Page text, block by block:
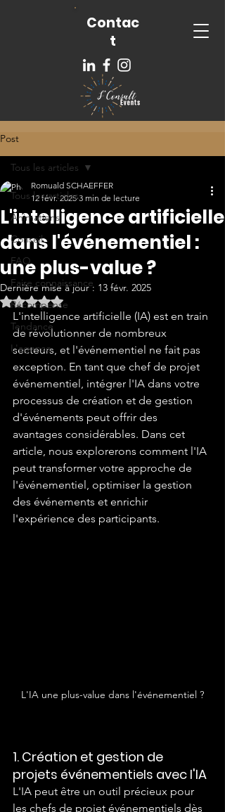
Contac
t
Post
Tous les articles
Animations
Conseil
FAQ
Faire connaissance
Récompense
Tendance
L'agence
Tous les articles
L'intelligence artificielle
dans l'événementiel :
une plus-value ?
Romuald SCHAEFFER
12 févr. 2025 3 min de lecture
Dernière mise à jour : 13 févr. 2025
Noté NaN étoiles sur 5.
L'intelligence artificielle (IA) est en train
de révolutionner de nombreux
secteurs, et l'événementiel ne fait pas
exception. En tant que chef de projet
événementiel, intégrer l'IA dans votre
processus de création et de gestion
d'événements peut offrir des
avantages considérables. Dans cet
article, nous explorerons comment l'IA
peut transformer votre approche de
l'événementiel, optimiser la gestion
des événements et enrichir
l'expérience des participants.
L'IA une plus-value dans l'événementiel ?
1. Création et gestion de
projets événementiels avec l'IA
L'IA peut être un outil précieux pour
les chefs de projet événementiels dès